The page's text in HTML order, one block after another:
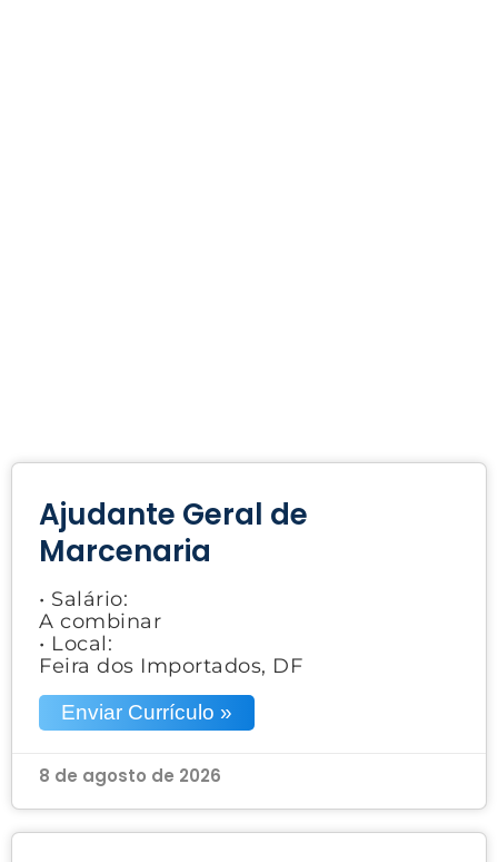
Ajudante Geral de
Marcenaria
• Salário:
A combinar
• Local:
Feira dos Importados, DF
Enviar Currículo »
8 de agosto de 2026